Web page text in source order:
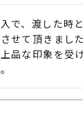
で、渡した時
せて頂きまし
品な印象を受